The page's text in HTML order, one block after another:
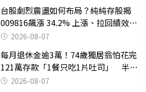
台股劇烈震盪如何布局？純純存股揭
009816飆漲 34.2% 上漲、拉回績效勝
主動式ETF
2026-08-07
每月退休金逾3萬！74歲獨居翁怕花完
121萬存款「1餐只吃1片吐司」 半年
後暴瘦嚇壞女兒
2026-08-07